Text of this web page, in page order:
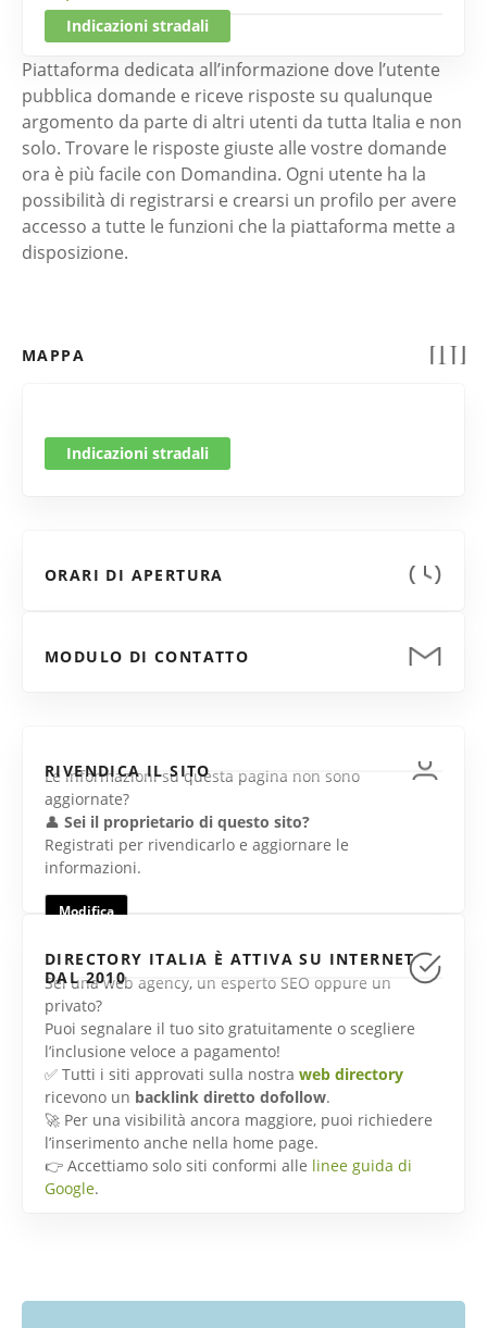
Indicazioni stradali
Piattaforma dedicata all’informazione dove l’utente
pubblica domande e riceve risposte su qualunque
argomento da parte di altri utenti da tutta Italia e non
solo. Trovare le risposte giuste alle vostre domande
ora è più facile con Domandina. Ogni utente ha la
possibilità di registrarsi e crearsi un profilo per avere
accesso a tutte le funzioni che la piattaforma mette a
disposizione.
MAPPA
Indicazioni stradali
ORARI DI APERTURA
MODULO DI CONTATTO
RIVENDICA IL SITO
Le informazioni su questa pagina non sono
aggiornate?
👤 Sei il proprietario di questo sito?
Registrati per rivendicarlo e aggiornare le
informazioni.
Modifica
DIRECTORY ITALIA È ATTIVA SU INTERNET
DAL 2010
Sei una web agency, un esperto SEO oppure un
privato?
Puoi segnalare il tuo sito gratuitamente o scegliere
l’inclusione veloce a pagamento!
✅ Tutti i siti approvati sulla nostra web directory
ricevono un backlink diretto dofollow.
🚀 Per una visibilità ancora maggiore, puoi richiedere
l’inserimento anche nella home page.
👉 Accettiamo solo siti conformi alle linee guida di
Google.